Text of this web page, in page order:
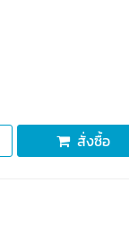
สั่งซื้อ